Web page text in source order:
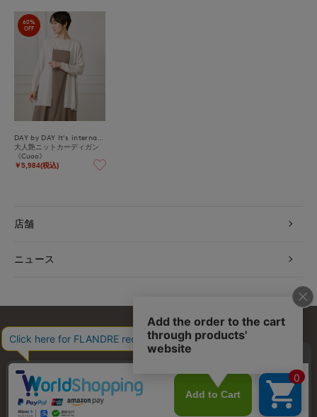
60%
OFF
大人艶ニットカーディガン
《Cuoo》
￥5,984(税込)
店舗
ニュース
お問い合わせ 利用規約 会社概要 プライバシーポリシー
特定商取引・古物営業法に基づく表示 店舗リスト